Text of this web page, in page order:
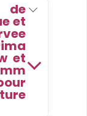
et
et